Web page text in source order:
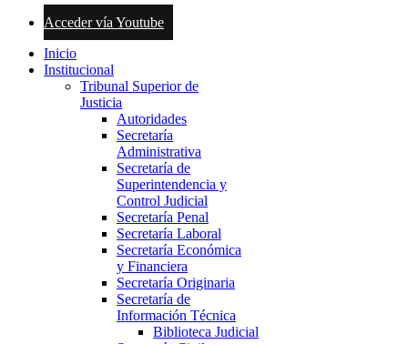
Acceder vía Youtube
Inicio
Institucional
Tribunal Superior de
Justicia
Autoridades
Secretaría
Administrativa
Secretaría de
Superintendencia y
Control Judicial
Secretaría Penal
Secretaría Laboral
Secretaría Económica
y Financiera
Secretaría Originaria
Secretaría de
Información Técnica
Biblioteca Judicial